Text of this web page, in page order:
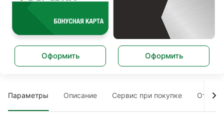
Оформить Оформить
Параметры Описание Сервис при покупке Отзывы